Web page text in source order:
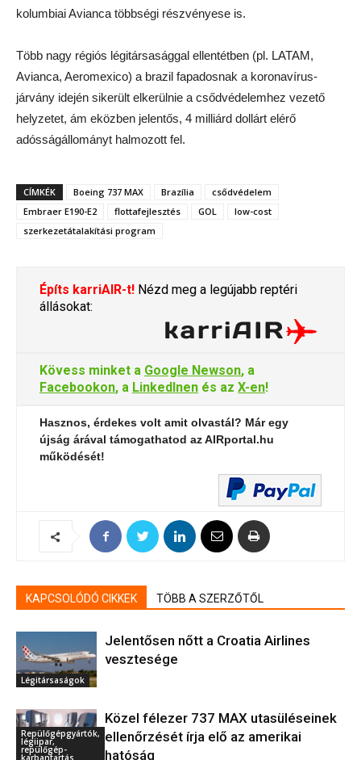
kolumbiai Avianca többségi részvényese is.
Több nagy régiós légitársasággal ellentétben (pl. LATAM,
Avianca, Aeromexico) a brazil fapadosnak a koronavírus-
járvány idején sikerült elkerülnie a csődvédelemhez vezető
helyzetet, ám eközben jelentős, 4 milliárd dollárt elérő
adósságállományt halmozott fel.
CÍMKÉK Boeing 737 MAX Brazília
csődvédelem
Embraer E190-E2
flottafejlesztés GOL
low-cost
szerkezetátalakítási program
Építs karriAIR-t! Nézd meg a legújabb reptéri
állásokat:
Kövess minket a Google Newson, a
Facebookon, a LinkedInen és az X-en!
Hasznos, érdekes volt amit olvastál? Már egy
újság árával támogathatod az AIRportal.hu
működését!
KAPCSOLÓDÓ CIKKEK TÖBB A SZERZŐTŐL
Légitársaságok
Jelentősen nőtt a Croatia Airlines
vesztesége
Repülőgépgyártók,
légiipar,
repülőgép-
karbantartás
Közel félezer 737 MAX utasüléseinek
ellenőrzését írja elő az amerikai
hatóság